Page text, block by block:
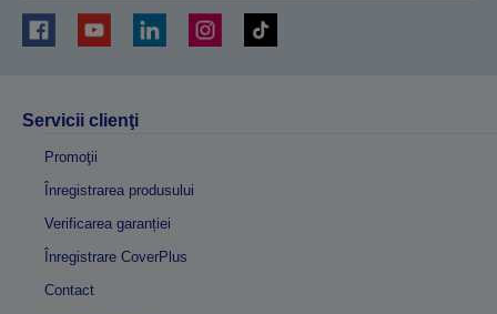
Servicii clienţi
Promoţii
Înregistrarea produsului
Verificarea garanției
Înregistrare CoverPlus
Contact